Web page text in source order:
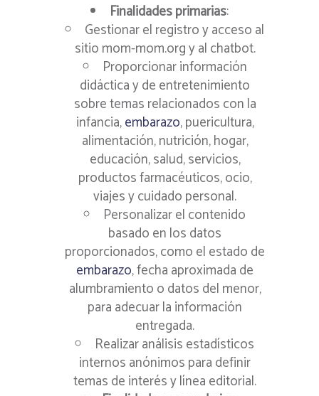
Finalidades primarias:
Gestionar el registro y acceso al
sitio mom-mom.org y al chatbot.
Proporcionar información
didáctica y de entretenimiento
sobre temas relacionados con la
infancia,embarazo, puericultura,
alimentación, nutrición, hogar,
educación, salud, servicios,
productos farmacéuticos, ocio,
viajes y cuidado personal.
Personalizar el contenido
basado en los datos
proporcionados, como el estado de
embarazo, fecha aproximada de
alumbramiento o datos del menor,
para adecuar la información
entregada.
Realizar análisis estadísticos
internos anónimos para definir
temas de interés y línea editorial.